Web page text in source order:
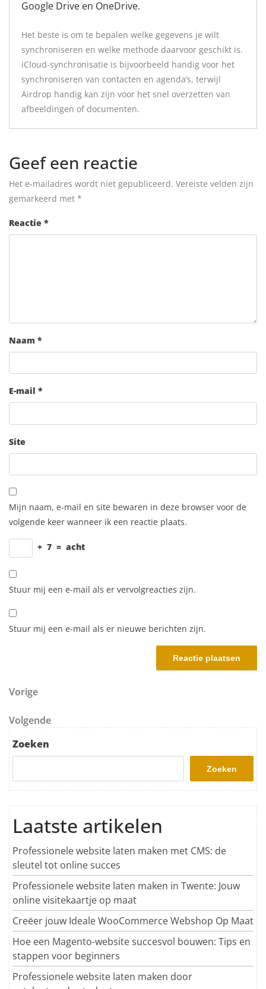
Google Drive en OneDrive.
Het beste is om te bepalen welke gegevens je wilt
synchroniseren en welke methode daarvoor geschikt is.
iCloud-synchronisatie is bijvoorbeeld handig voor het
synchroniseren van contacten en agenda’s, terwijl
Airdrop handig kan zijn voor het snel overzetten van
afbeeldingen of documenten.
Geef een reactie
Het e-mailadres wordt niet gepubliceerd. Vereiste velden zijn
gemarkeerd met *
Reactie *
Naam *
E-mail *
Site
Mijn naam, e-mail en site bewaren in deze browser voor de
volgende keer wanneer ik een reactie plaats.
+ 7 = acht
Stuur mij een e-mail als er vervolgreacties zijn.
Stuur mij een e-mail als er nieuwe berichten zijn.
Berichtnavigatie
Vorig bericht
Vorige
Volgend bericht
Volgende
Zoeken
Zoeken
Laatste artikelen
Professionele website laten maken met CMS: de
sleutel tot online succes
Professionele website laten maken in Twente: Jouw
online visitekaartje op maat
Creëer jouw Ideale WooCommerce Webshop Op Maat
Hoe een Magento-website succesvol bouwen: Tips en
stappen voor beginners
Professionele website laten maken door